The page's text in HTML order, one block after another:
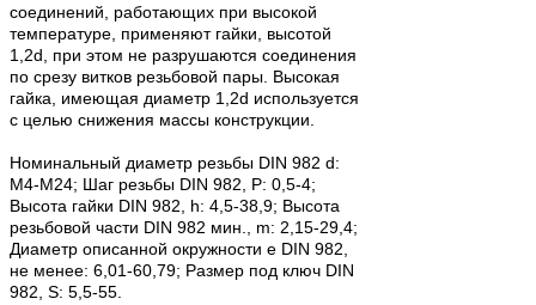
соединений, работающих при высокой
температуре, применяют гайки, высотой
1,2d, при этом не разрушаются соединения
по срезу витков резьбовой пары. Высокая
гайка, имеющая диаметр 1,2d используется
с целью снижения массы конструкции.
Номинальный диаметр резьбы DIN 982 d:
М4-M24; Шаг резьбы DIN 982, P: 0,5-4;
Высота гайки DIN 982, h: 4,5-38,9; Высота
резьбовой части DIN 982 мин., m: 2,15-29,4;
Диаметр описанной окружности e DIN 982,
не менее: 6,01-60,79; Размер под ключ DIN
982, S: 5,5-55.